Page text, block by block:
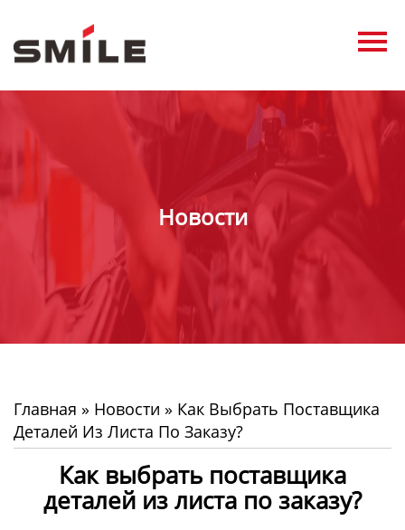
Продукция
О нас
Контакты Новости
Главная » Новости » Как Выбрать Поставщика
Деталей Из Листа По Заказу?
Как выбрать поставщика
деталей из листа по заказу?